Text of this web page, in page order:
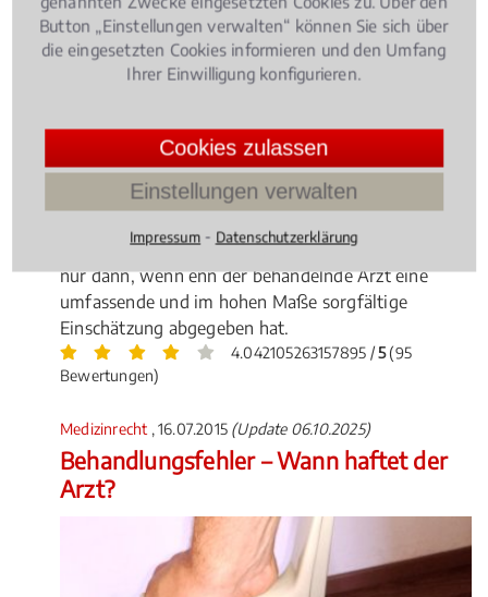
Schwerstkranke Patienten können von ihrer
Krankenkasse unter bestimmten Voraussetzungen
verlangen – nach einem aktuellen Gerichtsurteil aber
nur dann, wenn enn der behandelnde Arzt eine
umfassende und im hohen Maße sorgfältige
Einschätzung abgegeben hat.
4.042105263157895 /5(95
Bewertungen)
Medizinrecht , 16.07.2015 (Update 06.10.2025)
Behandlungsfehler – Wann haftet der
Arzt?
Button „Einstellungen verwalten“ können Sie sich über
die eingesetzten Cookies informieren und den Umfang
Ihrer Einwilligung konfigurieren.
Cookies zulassen
Einstellungen verwalten
Impressum ⁃ Datenschutzerklärung